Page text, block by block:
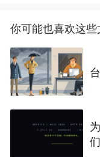
你可能也喜欢这